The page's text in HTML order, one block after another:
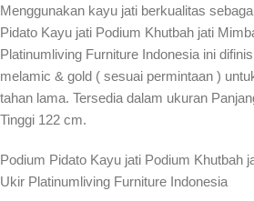
Menggunakan kayu jati berkualitas
Pidato Kayu jati Podium Khutbah jati
Platinumliving Furniture Indonesia ini
melamic & gold ( sesuai permintaan )
tahan lama. Tersedia dalam ukuran
Tinggi 122 cm.
Podium Pidato Kayu jati Podium Khutbah
Ukir Platinumliving Furniture Indonesia